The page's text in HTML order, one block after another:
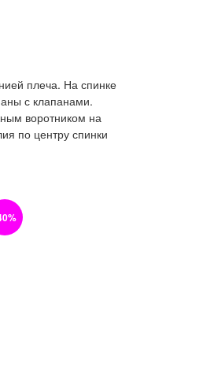
плеча. На спинке
с клапанами.
воротником на
по центру спинки